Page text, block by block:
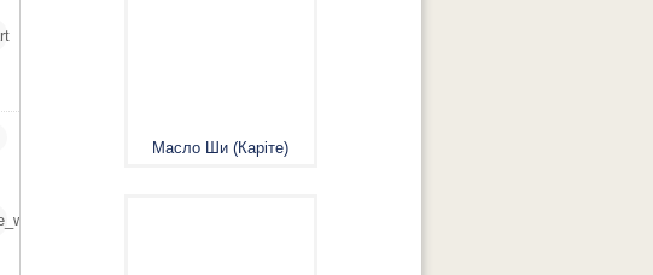
Масло Ши (Каріте)